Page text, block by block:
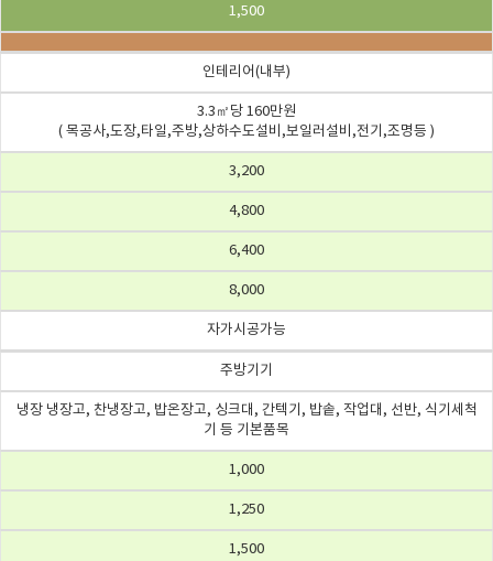
1,500
인테리어(내부)
3.3㎡당 160만원
( 목공사,도장,타일,주방,상하수도설비,보일러설비,전기,조명등 )
3,200
4,800
6,400
8,000
자가시공가능
주방기기
냉장 냉장고, 찬냉장고, 밥온장고, 싱크대, 간텍기, 밥솥, 작업대, 선반, 식기세척
기 등 기본품목
1,000
1,250
1,500